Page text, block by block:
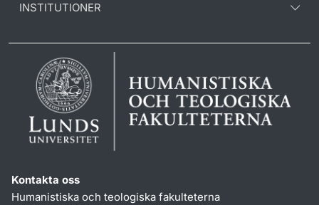
INSTITUTIONER
Kontakta oss
Humanistiska och teologiska fakulteterna